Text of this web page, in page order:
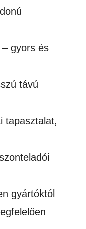
gyors és
távú
tapasztalat,
gyártóktól